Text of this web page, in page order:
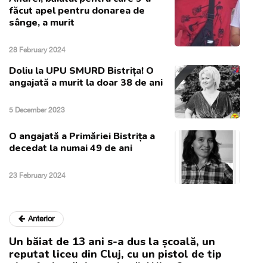
făcut apel pentru donarea de
sânge, a murit
28 February 2024
Doliu la UPU SMURD Bistrița! O
angajată a murit la doar 38 de ani
5 December 2023
O angajată a Primăriei Bistrița a
decedat la numai 49 de ani
23 February 2024
Anterior
Un băiat de 13 ani s-a dus la școală, un
reputat liceu din Cluj, cu un pistol de tip